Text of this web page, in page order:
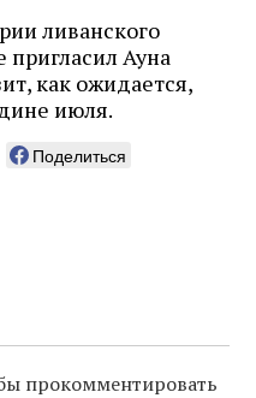
ливанского
Ауна
как ожидается,
июля.
Поделиться
прокомментировать